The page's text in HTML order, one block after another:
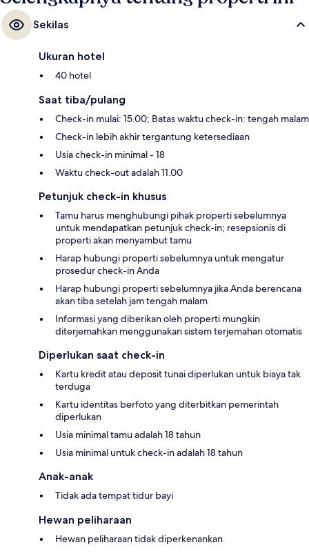
Sekilas
Ukuran hotel
40 hotel
Saat tiba/pulang
Check-in mulai: 15.00; Batas waktu check-in: tengah malam
Check-in lebih akhir tergantung ketersediaan
Usia check-in minimal - 18
Waktu check-out adalah 11.00
Petunjuk check-in khusus
Tamu harus menghubungi pihak properti sebelumnya
untuk mendapatkan petunjuk check-in; resepsionis di
properti akan menyambut tamu
Harap hubungi properti sebelumnya untuk mengatur
prosedur check-in Anda
Harap hubungi properti sebelumnya jika Anda berencana
akan tiba setelah jam tengah malam
Informasi yang diberikan oleh properti mungkin
diterjemahkan menggunakan sistem terjemahan otomatis
Diperlukan saat check-in
Kartu kredit atau deposit tunai diperlukan untuk biaya tak
terduga
Kartu identitas berfoto yang diterbitkan pemerintah
diperlukan
Usia minimal tamu adalah 18 tahun
Usia minimal untuk check-in adalah 18 tahun
Anak-anak
Tidak ada tempat tidur bayi
Hewan peliharaan
Hewan peliharaan tidak diperkenankan